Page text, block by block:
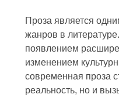
Проза является
жанров в
появлением
изменением
современная проза
реальность, но и